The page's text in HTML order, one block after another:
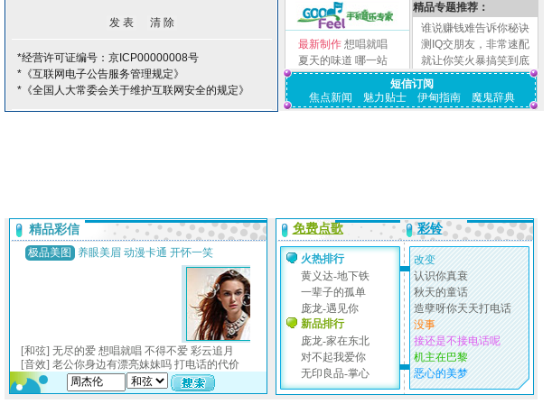
*经营许可证编号：京ICP00000008号
*《互联网电子公告服务管理规定》
*《全国人大常委会关于维护互联网安全的规定》
最新制作 想唱就唱
夏天的味道 哪一站
精品专题推荐：
谁说赚钱难告诉你秘诀
测IQ交朋友，非常速配
就让你笑火暴搞笑到底
短信订阅
焦点新闻
魅力贴士 伊甸指南 魔鬼辞典